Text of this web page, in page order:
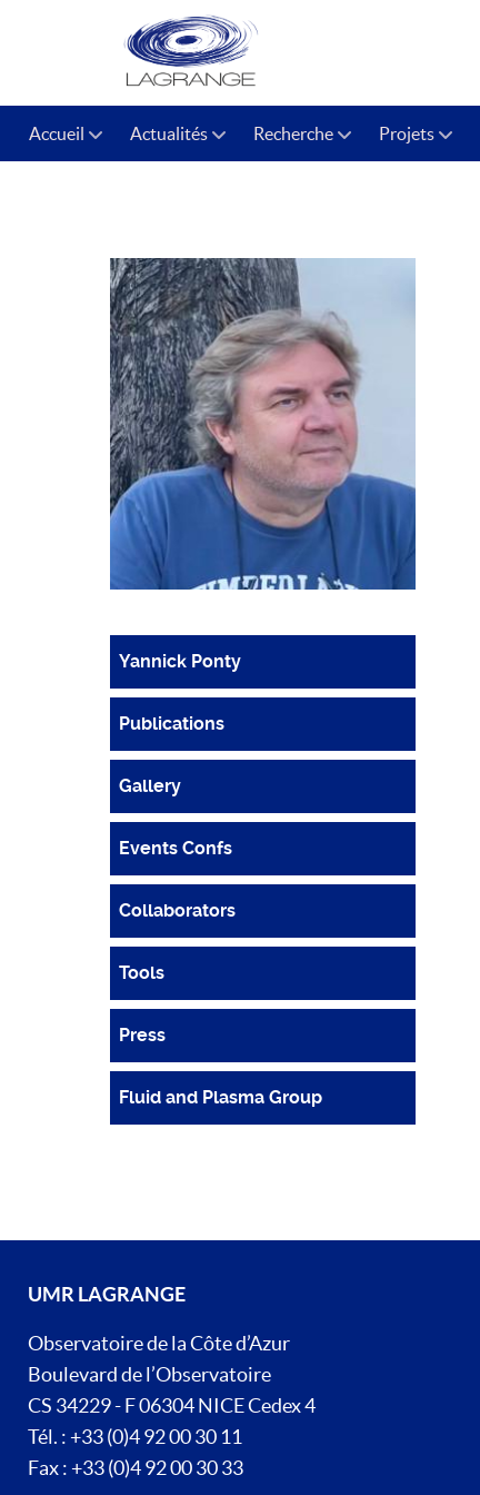
Accueil Actualités Recherche Projets
Yannick Ponty
Publications
Gallery
Events Confs
Collaborators
Tools
Press
Fluid and Plasma Group
UMR LAGRANGE
Observatoire de la Côte d’Azur
Boulevard de l’Observatoire
CS 34229 - F 06304 NICE Cedex 4
Tél. : +33 (0)4 92 00 30 11
Fax : +33 (0)4 92 00 30 33